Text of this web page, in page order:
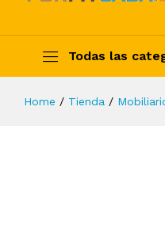
Todas las
Home / Tienda /